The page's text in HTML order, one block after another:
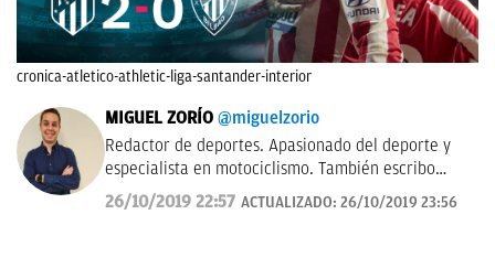
cronica-atletico-athletic-liga-santander-interior
MIGUEL ZORÍO @miguelzorio
Redactor de deportes. Apasionado del deporte y
especialista en motociclismo. También escribo
sobre pádel y NFL.
26/10/2019 22:57 ACTUALIZADO: 26/10/2019 23:56